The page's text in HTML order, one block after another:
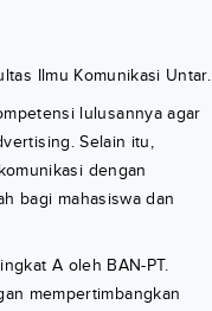
Ilmu Komunikasi Untar.
lulusannya agar
Selain itu,
dengan
bagi mahasiswa dan
A oleh BAN-PT.
mempertimbangkan